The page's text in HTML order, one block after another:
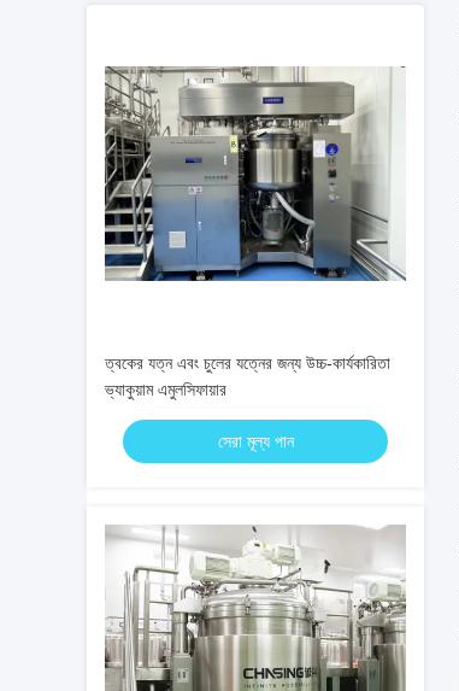
ত্বকের যত্ন এবং চুলের যত্নের জন্য উচ্চ-কার্যকারিতা
ভ্যাকুয়াম এমুলসিফায়ার
সেরা মূল্য পান